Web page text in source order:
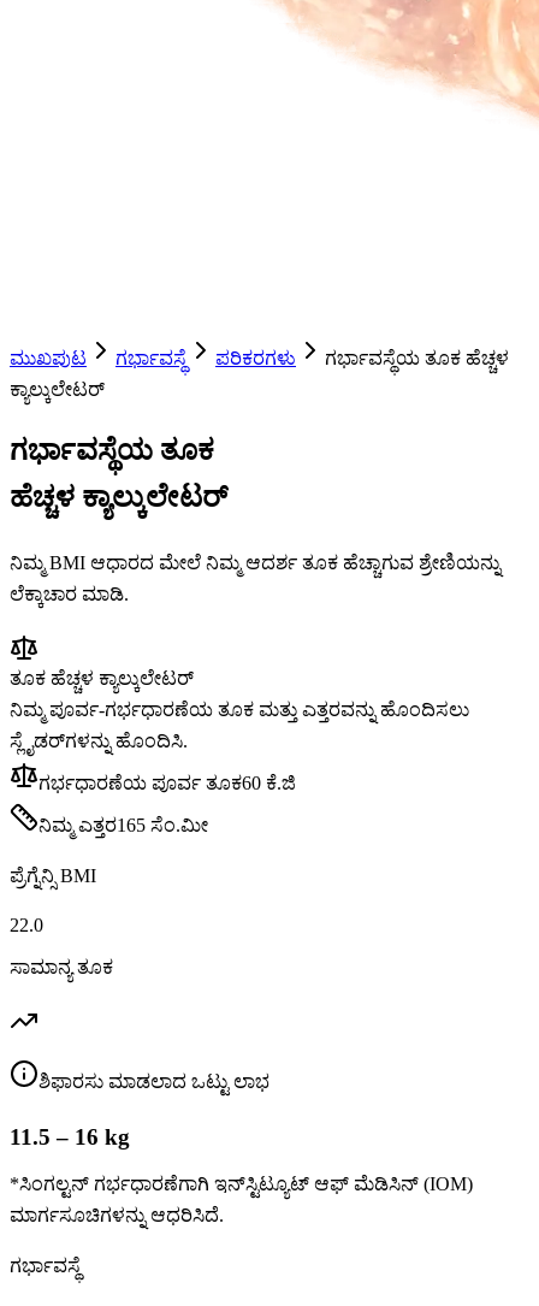
ಮುಖಪುಟ ಗರ್ಭಾವಸ್ಥೆ ಪರಿಕರಗಳು
ಗರ್ಭಾವಸ್ಥೆಯ ತೂಕ ಹೆಚ್ಚಳ
ಕ್ಯಾಲ್ಕುಲೇಟರ್
ಗರ್ಭಾವಸ್ಥೆಯ ತೂಕ
ಹೆಚ್ಚಳ ಕ್ಯಾಲ್ಕುಲೇಟರ್
ನಿಮ್ಮ BMI ಆಧಾರದ ಮೇಲೆ ನಿಮ್ಮ ಆದರ್ಶ ತೂಕ ಹೆಚ್ಚಾಗುವ ಶ್ರೇಣಿಯನ್ನು
ಲೆಕ್ಕಾಚಾರ ಮಾಡಿ.
ತೂಕ ಹೆಚ್ಚಳ ಕ್ಯಾಲ್ಕುಲೇಟರ್
ನಿಮ್ಮ ಪೂರ್ವ-ಗರ್ಭಧಾರಣೆಯ ತೂಕ ಮತ್ತು ಎತ್ತರವನ್ನು ಹೊಂದಿಸಲು
ಸ್ಲೈಡರ್‌ಗಳನ್ನು ಹೊಂದಿಸಿ.
ಗರ್ಭಧಾರಣೆಯ ಪೂರ್ವ ತೂಕ60 ಕೆ.ಜಿ
ನಿಮ್ಮ ಎತ್ತರ165 ಸೆಂ.ಮೀ
ಪ್ರೆಗ್ನೆನ್ಸಿ BMI
22.0
ಸಾಮಾನ್ಯ ತೂಕ
ಶಿಫಾರಸು ಮಾಡಲಾದ ಒಟ್ಟು ಲಾಭ
11.5 – 16 kg
*ಸಿಂಗಲ್ಟನ್ ಗರ್ಭಧಾರಣೆಗಾಗಿ ಇನ್‌ಸ್ಟಿಟ್ಯೂಟ್ ಆಫ್ ಮೆಡಿಸಿನ್ (IOM)
ಮಾರ್ಗಸೂಚಿಗಳನ್ನು ಆಧರಿಸಿದೆ.
ಗರ್ಭಾವಸ್ಥೆ